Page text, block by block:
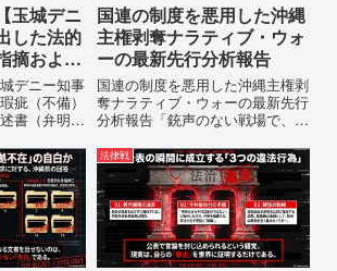
玉城デニ
した法的
摘および
書）提出
デニー知事
疵（不備）
書（弁明
下の違法状
弁明）留保
沖縄県は、
て軌道修正
国連の制度を悪用した沖縄
主権剥奪ナラティブ・ウォ
ーの最新先行分析報告
国連の制度を悪用した沖縄主権剥
奪ナラティブ・ウォーの最新先行
分析報告「銃声のない戦場で、日
いる。」現代の戦争は、ミサイル
が飛来する以前に始まっていま
す。国連という国際的な舞台で、
巧妙な「言説（ナラティブ）」が
張...
法律戦